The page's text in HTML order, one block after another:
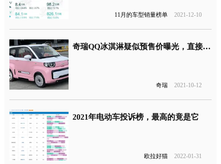
11月的车型销量榜单 2021-12-10
奇瑞QQ冰淇淋疑似预售价曝光，直接对标宏光MINI
奇瑞 2021-10-12
2021年电动车投诉榜，最高的竟是它
欧拉好猫 2022-01-31